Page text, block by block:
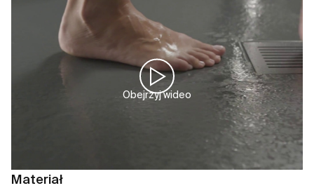
Obejrzyj wideo
Materiał